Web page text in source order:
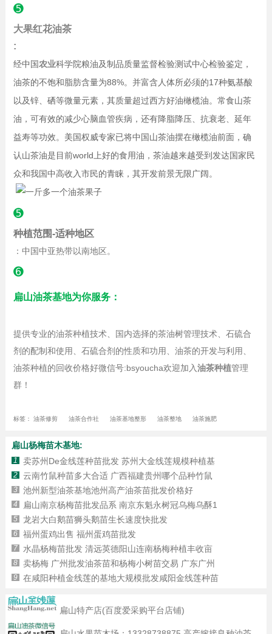
➎
大果红花油茶
:
经中国农业科学院粮油及制品质量监督检验测试中心检验鉴定，
油茶的不饱和脂肪含量为88%。并富含人体所必须的17种氨基酸
以及锌、硒等微量元素，其质量超过西方好油橄榄油。常食山茶
油，可有效的减少心脑血管疾病，还有降脂降压、抗衰老、延年
益寿等功效。美国权威专家已将中国山茶油摆在橄榄油前面，确
认山茶油是目前world上好的食用油，茶油越来越受到发达国家民
众和我国中高收入市民的青睐，其开发前景无限广阔。
➎
种植范围-适种地区
：中国中亚热带以南地区。
➏
扁山油茶基地为你服务：
提供专业的油茶种植技术、国内选择的茶油树管理技术、石硫合
剂的配制和使用、石硫合剂的性质和功用、油茶的开发与利用、
油茶种植的回收价格好微信号:bsyoucha欢迎加入油茶种植管理
群！
标签： 油茶修剪 油茶合作社 油茶基地整形 油茶整地 油茶施肥
扁山杨梅苗木基地:
1 卖苏州De金线莲种苗批发 苏州大金线莲规模种植基
2 云南竹鼠种苗多大合适 广西福建贵州哪个品种竹鼠
3 池州新型油茶基地池州高产油茶苗批发价格好
4 扁山南京杨梅苗批发品系 南京东魁永树冠乌梅乌酥1
5 龙岩大白鹅苗狮头鹅苗生长速度快批发
6 福州蛋鸡出售 福州蛋鸡苗批发
7 水晶杨梅苗批发 清远英德阳山连南杨梅种植丰收亩
8 卖杨梅 广州批发油茶苗和杨梅小树苗交易 广东广州
9 在咸阳种植金线莲的基地大规模批发咸阳金线莲种苗
扁山特产店(百度爱采购平台店铺)